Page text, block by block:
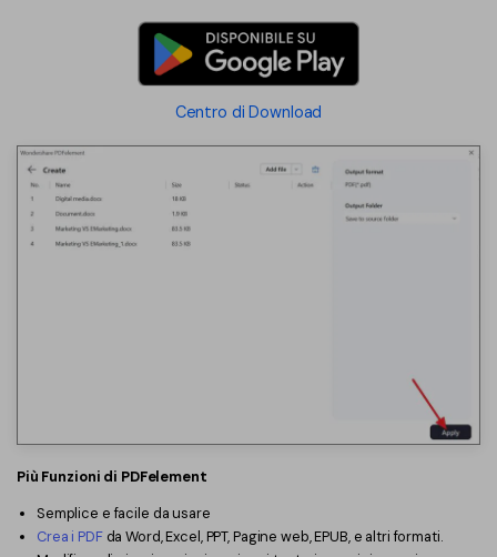
Centro di Download
Più Funzioni di PDFelement
Semplice e facile da usare
Crea i PDFda Word, Excel, PPT, Pagine web, EPUB, e altri formati.